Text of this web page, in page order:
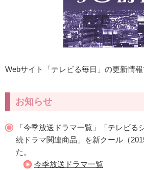
Webサイト「テレビる毎日」の更新情報
お知らせ
「今季放送ドラマ一覧」「テレビる
続ドラマ関連商品」を新クール（
た。
今季放送ドラマ一覧